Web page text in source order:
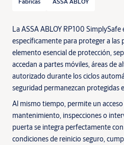
La ASSA ABLOY RP100
específicamente para proteger a
elemento esencial de protección,
accedan a partes móviles, áreas de
autorizado durante los ciclos
seguridad permanezcan protegidas
Al mismo tiempo, permite un
mantenimiento, inspecciones o
puerta se integra perfectamente
condiciones de reinicio seguro,